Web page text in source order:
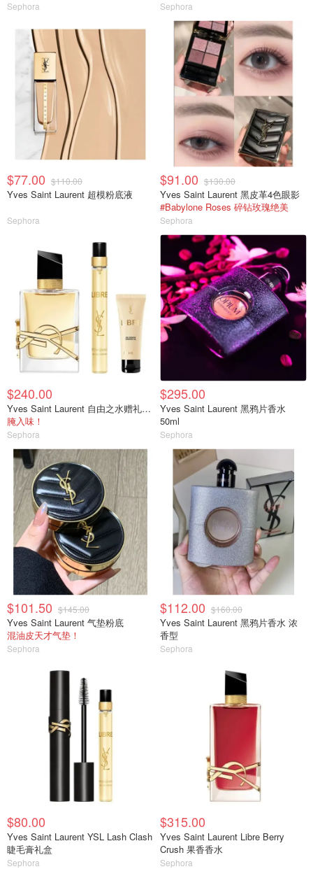
Sephora Sephora
$77.00 $110.00
Yves Saint Laurent 超模粉底液
Sephora
$91.00 $130.00
Yves Saint Laurent 黑皮革4色眼影
#Babylone Roses 碎钻玫瑰绝美
Sephora
$240.00
Yves Saint Laurent 自由之水赠礼香水套装
腌入味！
Sephora
$295.00
Yves Saint Laurent 黑鸦片香水
50ml
Sephora
$101.50 $145.00
Yves Saint Laurent 气垫粉底
混油皮天才气垫！
Sephora
$112.00 $160.00
Yves Saint Laurent 黑鸦片香水 浓
香型
Sephora
$80.00
Yves Saint Laurent YSL Lash Clash
睫毛膏礼盒
Sephora
$315.00
Yves Saint Laurent Libre Berry
Crush 果香香水
Sephora